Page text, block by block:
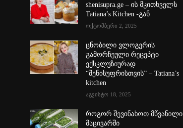
shenisupra.ge – ის მკითხველს
Tatiana’s Kitchen -გან
ოქტომბერი 2, 2025
ცნობილი ვლოგერის
გამორჩეული რეცეპტი
ექსკლუზიურად
“შენისუფრისთვის” – Tatiana’s
kitchen
აგვისტო 18, 2025
როგორ შევინახოთ მწვანილი
მაცივარში